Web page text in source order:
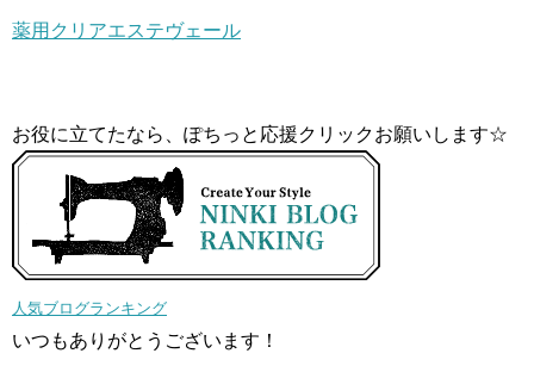
薬用クリアエステヴェール
お役に立てたなら、ぽちっと応援クリックお願いします☆
人気ブログランキング
いつもありがとうございます！